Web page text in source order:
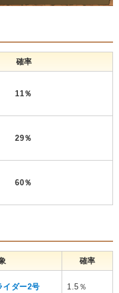
確率
11％
29％
60％
確率
イダー2号 1.5％